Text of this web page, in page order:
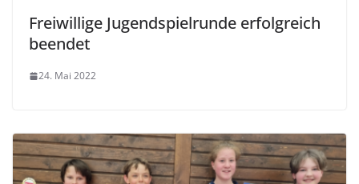
Freiwillige Jugendspielrunde erfolgreich
beendet
24. Mai 2022